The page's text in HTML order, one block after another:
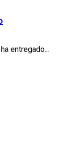
entregado...